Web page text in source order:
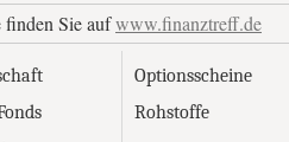
Sie aufwww.finanztreff.de
Optionsscheine
Rohstoffe